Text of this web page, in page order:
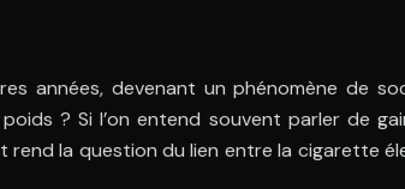
années, devenant un phénomène de
? Si l’on entend souvent parler de
la question du lien entre la cigarette